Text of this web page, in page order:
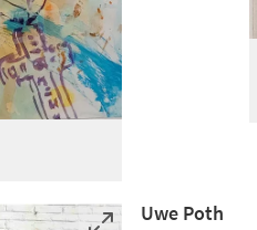
Uwe Poth